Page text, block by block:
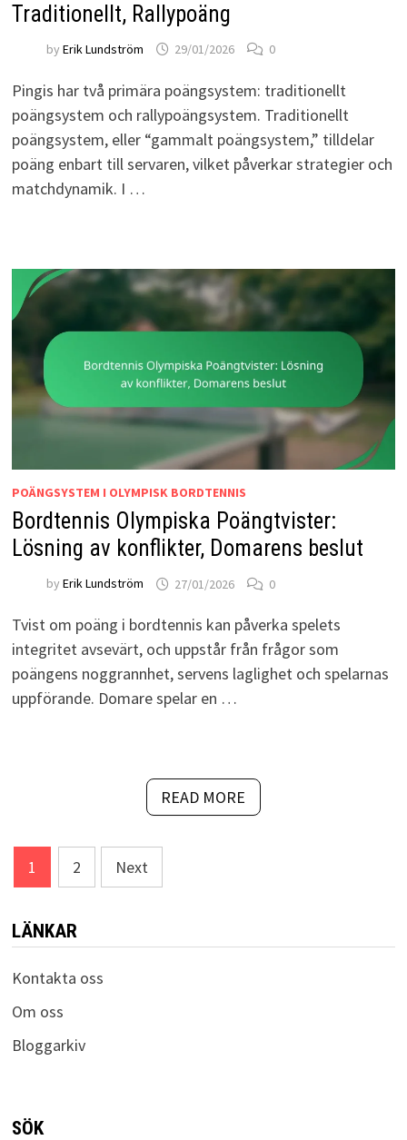
Traditionellt, Rallypoäng
by Erik Lundström 29/01/2026 0
Pingis har två primära poängsystem: traditionellt
poängsystem och rallypoängsystem. Traditionellt
poängsystem, eller “gammalt poängsystem,” tilldelar
poäng enbart till servaren, vilket påverkar strategier och
matchdynamik. I …
POÄNGSYSTEM I OLYMPISK BORDTENNIS
Bordtennis Olympiska Poängtvister:
Lösning av konflikter, Domarens beslut
by Erik Lundström 27/01/2026 0
Tvist om poäng i bordtennis kan påverka spelets
integritet avsevärt, och uppstår från frågor som
poängens noggrannhet, servens laglighet och spelarnas
uppförande. Domare spelar en …
READ MORE
Posts
pagination
1 2 Next
LÄNKAR
Kontakta oss
Om oss
Bloggarkiv
SÖK